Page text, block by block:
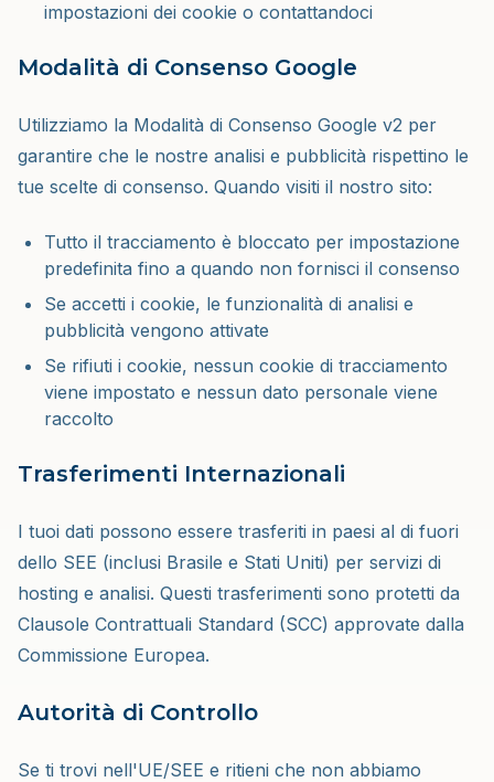
impostazioni dei cookie o contattandoci
Modalità di Consenso Google
Utilizziamo la Modalità di Consenso Google v2 per
garantire che le nostre analisi e pubblicità rispettino le
tue scelte di consenso. Quando visiti il nostro sito:
Tutto il tracciamento è bloccato per impostazione
predefinita fino a quando non fornisci il consenso
Se accetti i cookie, le funzionalità di analisi e
pubblicità vengono attivate
Se rifiuti i cookie, nessun cookie di tracciamento
viene impostato e nessun dato personale viene
raccolto
Trasferimenti Internazionali
I tuoi dati possono essere trasferiti in paesi al di fuori
dello SEE (inclusi Brasile e Stati Uniti) per servizi di
hosting e analisi. Questi trasferimenti sono protetti da
Clausole Contrattuali Standard (SCC) approvate dalla
Commissione Europea.
Autorità di Controllo
Se ti trovi nell'UE/SEE e ritieni che non abbiamo